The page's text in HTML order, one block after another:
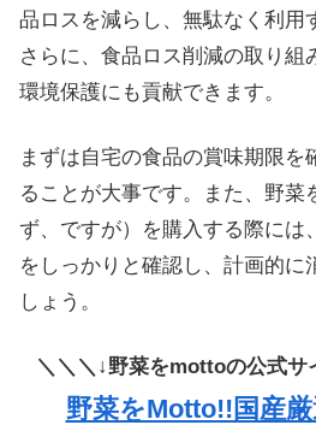
品ロスを減らし、無駄なく利用
さらに、食品ロス削減の取り組
環境保護にも貢献できます。
まずは自宅の食品の賞味期限を
ることが大事です。また、野菜
ず、ですが）を購入する際には
をしっかりと確認し、計画的に
しょう。
＼＼＼↓野菜をmottoの公式サ
野菜をMotto!!国産